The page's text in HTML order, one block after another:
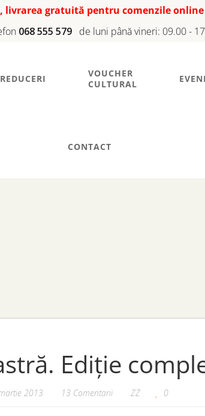
livrarea gratuită pentru comenzile
068 555 579 de luni până vineri: 09.00 -
REDUCERI
VOUCHER
CULTURAL
CONTACT
Ediție
2013 13 Comentarii ZZ 0